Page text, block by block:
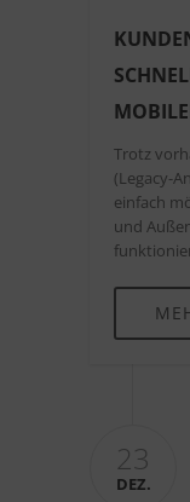
Trotz
(Legacy-
einfach
und
23
DEZ.